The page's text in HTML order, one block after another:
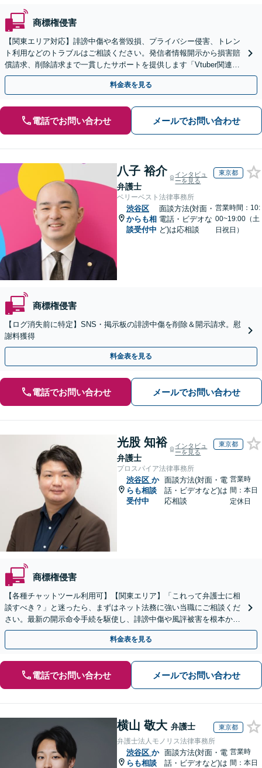
商標権侵害
【関東エリア対応】誹謗中傷や名誉毀損、プライバシー侵害、トレン
ト利用などのトラブルはご相談ください。発信者情報開示から損害賠
償請求、削除請求まで一貫したサポートを提供します「Vtuber関連、
SNSアカウント凍結、AI関連のトラブルなど」
料金表を見る
電話でお問い合わせ メールでお問い合わせ
八子 裕介
弁護士
インタビュ
ーを見る
東京都
ベリーベスト法律事務所
渋谷区
からも相
談受付中
面談方法(対面・
電話・ビデオな
ど)は応相談
営業時間：10:
00~19:00（土
日祝日）
商標権侵害
【ログ消失前に特定】SNS・掲示板の誹謗中傷を削除＆開示請求。慰
謝料獲得
料金表を見る
電話でお問い合わせ メールでお問い合わせ
光股 知裕
弁護士
インタビュ
ーを見る
東京都
プロスパイア法律事務所
渋谷区 か
らも相談
受付中
面談方法(対面・電
話・ビデオなど)は
応相談
営業時
間：本日
定休日
商標権侵害
【各種チャットツール利用可】【関東エリア】「これって弁護士に相
談すべき？」と迷ったら、まずはネット法務に強い当職にご相談くだ
さい。最新の開示命令手続を駆使し、誹謗中傷や風評被害を根本から
解決します。最終的な終結を見据えて適切に対応します。
料金表を見る
電話でお問い合わせ メールでお問い合わせ
横山 敬大 弁護士 東京都
弁護士法人モノリス法律事務所
渋谷区 か
らも相談
面談方法(対面・電
話・ビデオなど)は
営業時
間：本日